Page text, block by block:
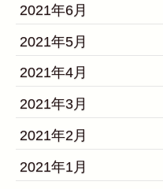
2021年6月
2021年5月
2021年4月
2021年3月
2021年2月
2021年1月